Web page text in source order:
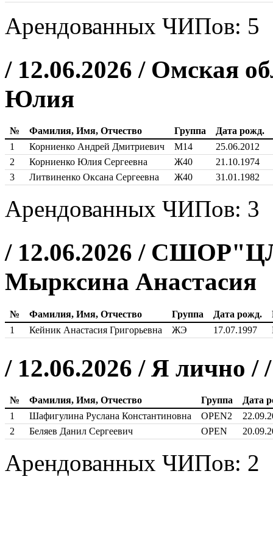
Арендованных ЧИПов: 5
/ 12.06.2026 / Омская
Юлия
№ Фамилия, Имя, Отчество Группа
Дата рожд.
1
Корниенко Андрей Дмитриевич М14
25.06.2012
2
Корниенко Юлия Сергеевна Ж40
21.10.1974
3
Литвиненко Оксана Сергеевна Ж40 31.01.1982
Арендованных ЧИПов: 3
/ 12.06.2026 /
Мырксина Анастасия
№ Фамилия, Имя, Отчество Группа Дата рожд.
1
Кейник Анастасия Григорьевна ЖЭ 17.07.1997
/ 12.06.2026 / Я лично /
№ Фамилия, Имя, Отчество Группа
Дата
1
Шафигулина Руслана Константиновна OPEN2
2
Беляев Данил Сергеевич OPEN
Арендованных ЧИПов: 2